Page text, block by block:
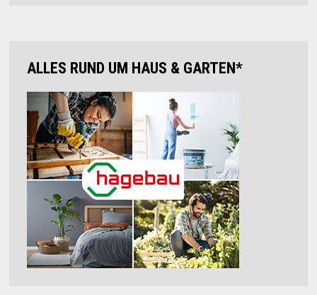
ALLES RUND UM HAUS & GARTEN*